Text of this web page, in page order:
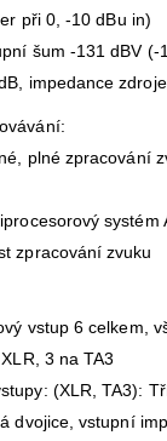
při 0, -10 dBu in)
šum -131 dBV (-
impedance
plné zpracování
systém
zpracování zvuku
vstup 6 celkem,
3 na TA3
(XLR, TA3):
dvojice, vstupní